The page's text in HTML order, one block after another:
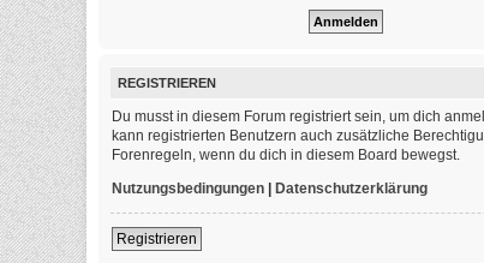
REGISTRIEREN
Du musst in diesem Forum registriert sein, um dich
kann registrierten Benutzern auch zusätzliche
Forenregeln, wenn du dich in diesem Board bewegst.
Nutzungsbedingungen | Datenschutzerklärung
Registrieren